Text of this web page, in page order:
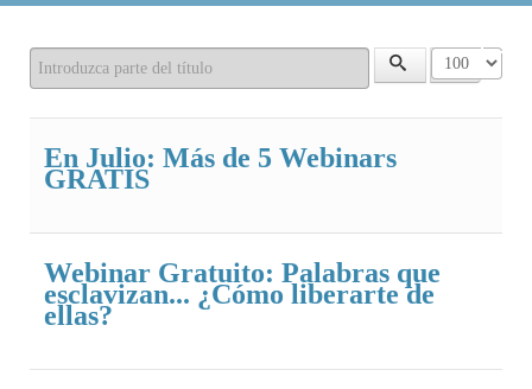
Introduzca parte del título Cantidad a
En Julio: Más de 5 Webinars
GRATIS
Webinar Gratuito: Palabras que
esclavizan... ¿Cómo liberarte de
ellas?